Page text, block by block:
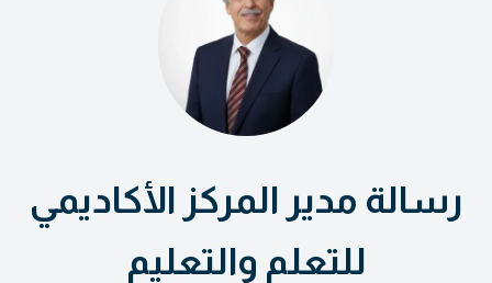
رسالة مدير المركز الأكاديمي
للتعلم والتعليم